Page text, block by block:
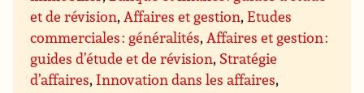
et de révision,Affaires et gestion,Etudes
commerciales : généralités,Affaires et gestion :
guides d’étude et de révision, Stratégie
d’affaires, Innovation dans les affaires,